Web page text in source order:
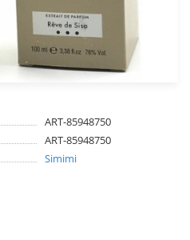
ART-85948750
ART-85948750
Simimi